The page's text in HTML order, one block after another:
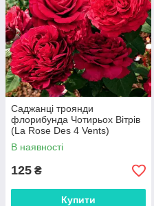
Саджанці троянди
флорибунда Чотирьох Вітрів
(La Rose Des 4 Vents)
В наявності
125 ₴
Купити